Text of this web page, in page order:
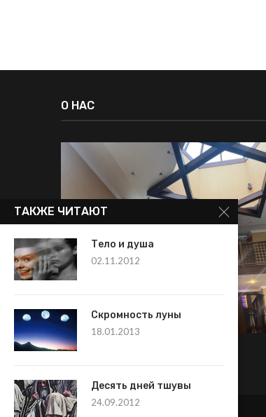
О НАС
ТАКЖЕ ЧИТАЮТ
Тело и душа
02.11.2012
Скромность луны
18.01.2013
Десять дней тшувы
24.09.2012